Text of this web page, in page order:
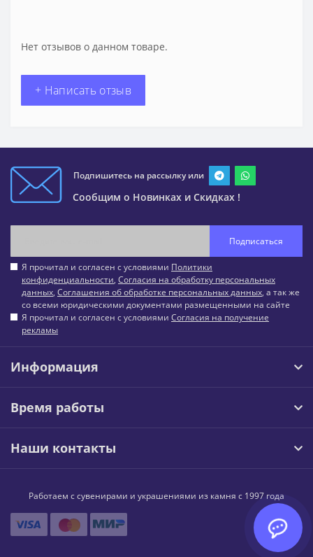
Нет отзывов о данном товаре.
+ Написать отзыв
Подпишитесь на рассылку или
Сообщим о Новинках и Скидках !
Подписаться
Я прочитал и согласен с условиями Политики
конфиденциальности, Согласия на обработку персональных
данных, Соглашения об обработке персональных данных, а так же
со всеми юридическими документами размещенными на сайте
Я прочитал и согласен с условиями Согласия на получение
рекламы
Информация
Время работы
Наши контакты
Работаем с сувенирами и украшениями из камня с 1997 года